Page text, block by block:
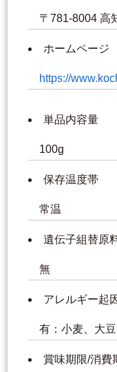
〒781-8004 高
ホームページ
https://
単品内容量
100g
保存温度帯
常温
遺伝子組替原
無
アレルギー起
有：小麦、大豆
賞味期限/消費